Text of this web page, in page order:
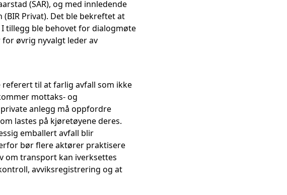
(SAR), og med innledende
(BIR Privat). Det ble bekreftet at
tillegg ble behovet for dialogmøte
øvrig nyvalgt leder av
til at farlig avfall som ikke
mottaks- og
anlegg må oppfordre
lastes på kjøretøyene deres.
emballert avfall blir
bør flere aktører praktisere
om transport kan iverksettes
avviksregistrering og at